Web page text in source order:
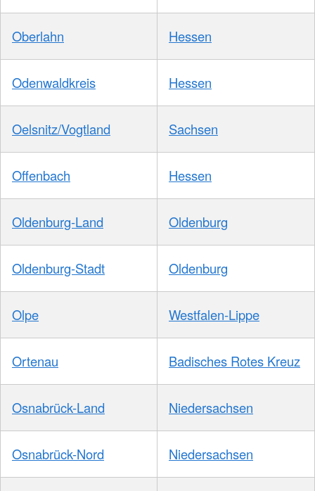
Oberlahn Hessen
Odenwaldkreis Hessen
Oelsnitz/Vogtland Sachsen
Offenbach Hessen
Oldenburg-Land Oldenburg
Oldenburg-Stadt Oldenburg
Olpe Westfalen-Lippe
Ortenau Badisches Rotes Kreuz
Osnabrück-Land Niedersachsen
Osnabrück-Nord Niedersachsen